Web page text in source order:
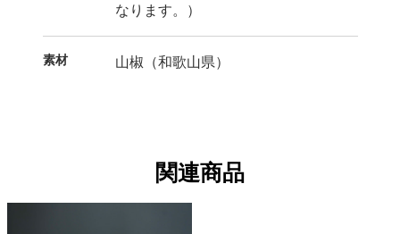
なります。）
素材 山椒（和歌山県）
関連商品